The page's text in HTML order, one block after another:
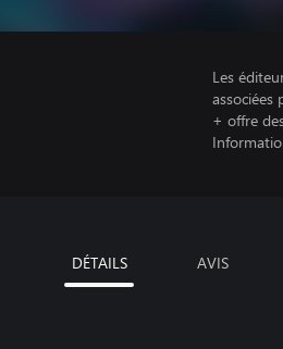
Les
associées
+ offre
DÉTAILS AVIS